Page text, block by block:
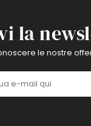
la
le nostre